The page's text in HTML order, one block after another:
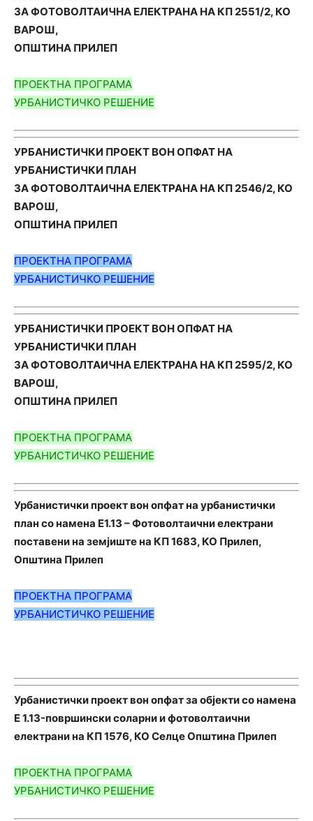
ЗА ФОТОВОЛТАИЧНА ЕЛЕКТРАНА НА КП 2551/2, КО
ВАРОШ,
ОПШТИНА ПРИЛЕП
ПРОЕКТНА ПРОГРАМА
УРБАНИСТИЧКО РЕШЕНИЕ
УРБАНИСТИЧКИ ПРОЕКТ ВОН ОПФАТ НА
УРБАНИСТИЧКИ ПЛАН
ЗА ФОТОВОЛТАИЧНА ЕЛЕКТРАНА НА КП 2546/2, КО
ВАРОШ,
ОПШТИНА ПРИЛЕП
ПРОЕКТНА ПРОГРАМА
УРБАНИСТИЧКО РЕШЕНИЕ
УРБАНИСТИЧКИ ПРОЕКТ ВОН ОПФАТ НА
УРБАНИСТИЧКИ ПЛАН
ЗА ФОТОВОЛТАИЧНА ЕЛЕКТРАНА НА КП 2595/2, КО
ВАРОШ,
ОПШТИНА ПРИЛЕП
ПРОЕКТНА ПРОГРАМА
УРБАНИСТИЧКО РЕШЕНИЕ
Урбанистички проект вон опфат на урбанистички
план со намена Е1.13 – Фотоволтаични електрани
поставени на земјиште на КП 1683, КО Прилеп,
Општина Прилеп
ПРОЕКТНА ПРОГРАМА
УРБАНИСТИЧКО РЕШЕНИЕ
Урбанистички проект вон опфат за објекти со намена
E 1.13-површински соларни и фотоволтаични
електрани на КП 1576, КО Селце Општина Прилеп
ПРОЕКТНА ПРОГРАМА
УРБАНИСТИЧКО РЕШЕНИЕ